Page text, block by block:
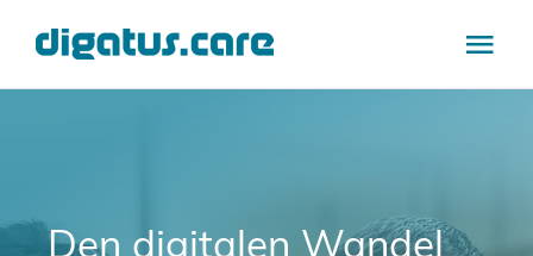
Inhalt
Den digitalen Wandel